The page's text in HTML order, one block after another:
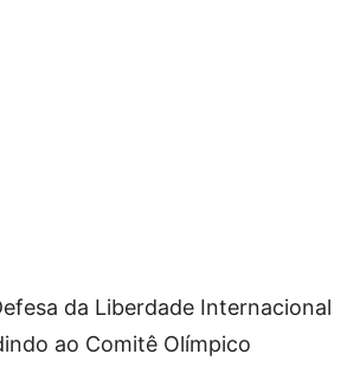
da Liberdade Internacional
ao Comitê Olímpico